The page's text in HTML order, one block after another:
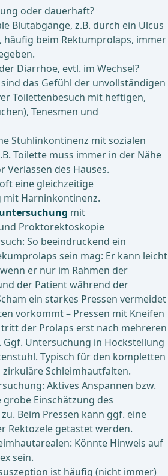
oder dauerhaft?
Blutabgänge, z.B. durch ein Ulcus
häufig beim Rektumprolaps, immer
Diarrhoe, evtl. im Wechsel?
das Gefühl der unvollständigen
Toilettenbesuch mit heftigen,
Tenesmen und
Stuhlinkontinenz mit sozialen
Toilette muss immer in der Nähe
Verlassen des Hauses.
eine gleichzeitige
mit Harninkontinenz.
mit
Proktorektoskopie
So beeindruckend ein
sein mag: Er kann leicht
er nur im Rahmen der
der Patient während der
ein starkes Pressen vermeidet
vorkommt – Pressen mit Kneifen
der Prolaps erst nach mehreren
Ggf. Untersuchung in Hockstellung
Typisch für den kompletten
Schleimhautfalten.
Aktives Anspannen bzw.
grobe Einschätzung des
Beim Pressen kann ggf. eine
Rektozele getastet werden.
Könnte Hinweis auf
sein.
ist häufig (nicht immer)